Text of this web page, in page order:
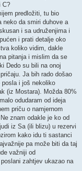
C?
predložiti, tu bio
neko da smiri duhove a
i sa udruženjima i
i prati detalje oko
koliko vidim, dakle
pitanja i mislim da se
Dedo su bili na onoj
Ja bih rado došao
posla i još nekoliko
(iz Mostara). Možda 80%
odudaram od ideja
priču o namjernom
znam odakle je ko od
iz Sa (ili blizu) u rezervi
kako idu ti sastanci
pa može biti da taj
važniji od
zahtjev ukazao na